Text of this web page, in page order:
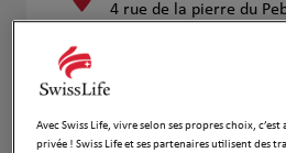
km
4 rue de la pierre du
Avec Swiss Life, vivre selon ses propres choix,
privée ! Swiss Life et ses partenaires utilisent des